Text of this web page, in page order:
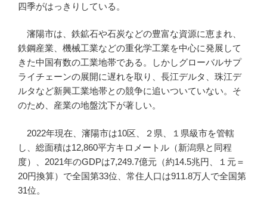
四季がはっきりしている。
瀋陽市は、鉄鉱石や石炭などの豊富な資源に恵まれ、
鉄鋼産業、機械工業などの重化学工業を中心に発展して
きた中国有数の工業地帯である。しかしグローバルサプ
ライチェーンの展開に遅れを取り、長江デルタ、珠江デ
ルタなど新興工業地帯との競争に追いついていない。そ
のため、産業の地盤沈下が著しい。
2022年現在、瀋陽市は10区、２県、１県級市を管轄
し、総面積は12,860平方キロメートル（新潟県と同程
度）、2021年のGDPは7,249.7億元（約14.5兆円、１元＝
20円換算）で全国第33位、常住人口は911.8万人で全国第
31位。